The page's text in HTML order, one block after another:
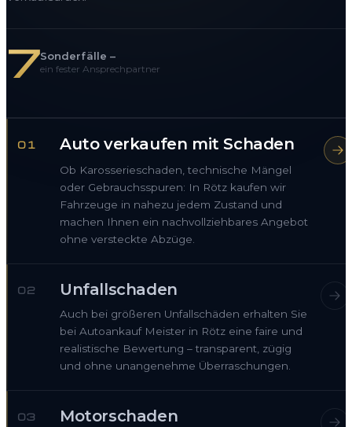
7Sonderfälle –
ein fester Ansprechpartner
01 Auto verkaufen mit Schaden
Ob Karosserieschaden, technische Mängel
oder Gebrauchsspuren: In Rötz kaufen wir
Fahrzeuge in nahezu jedem Zustand und
machen Ihnen ein nachvollziehbares Angebot
ohne versteckte Abzüge.
02 Unfallschaden
Auch bei größeren Unfallschäden erhalten Sie
bei Autoankauf Meister in Rötz eine faire und
realistische Bewertung – transparent, zügig
und ohne unangenehme Überraschungen.
03 Motorschaden